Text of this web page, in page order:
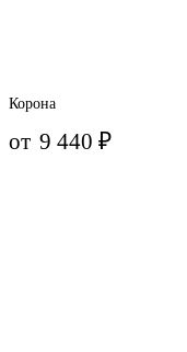
Корона
от 9 440₽